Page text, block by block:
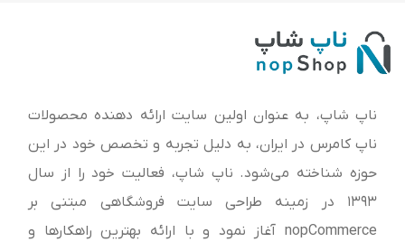
ناپ شاپ، به عنوان اولین سایت ارائه‌ دهنده محصولات
ناپ کامرس در ایران، به دلیل تجربه و تخصص خود در این
حوزه شناخته می‌شود. ناپ شاپ، فعالیت خود را از سال
1393 در زمینه طراحی سایت فروشگاهی مبتنی بر
nopCommerce آغاز نمود و با ارائه بهترین راهکارها و